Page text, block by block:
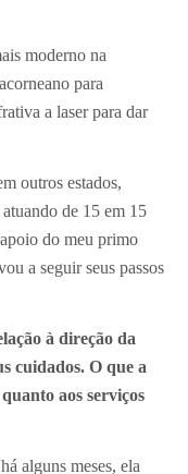
moderno na
para
a laser para dar
outros estados,
de 15 em 15
do meu primo
a seguir seus passos
à direção da
cuidados. O que a
aos serviços
alguns meses, ela